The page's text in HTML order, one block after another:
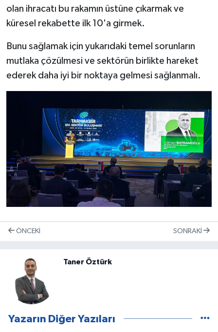
olan ihracatı bu rakamın üstüne çıkarmak ve
küresel rekabette ilk 10'a girmek.
Bunu sağlamak için yukarıdaki temel sorunların
mutlaka çözülmesi ve sektörün birlikte hareket
ederek daha iyi bir noktaya gelmesi sağlanmalı.
ÖNCEKI SONRAKI
Taner Öztürk
Yazarın Diğer Yazıları